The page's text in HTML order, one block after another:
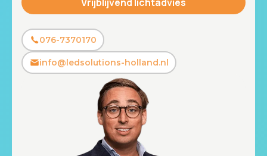
076-7370170
info@ledsolutions-holland.nl